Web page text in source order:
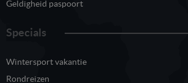
Geldigheid paspoort
Specials
Wintersport vakantie
Rondreizen